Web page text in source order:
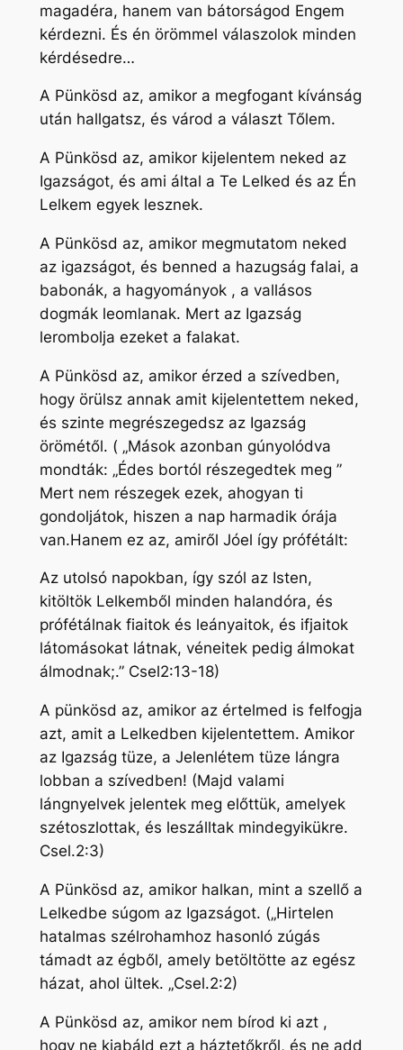
magadéra, hanem van bátorságod Engem
kérdezni. És én örömmel válaszolok minden
kérdésedre…
A Pünkösd az, amikor a megfogant kívánság
után hallgatsz, és várod a választ Tőlem.
A Pünkösd az, amikor kijelentem neked az
Igazságot, és ami által a Te Lelked és az Én
Lelkem egyek lesznek.
A Pünkösd az, amikor megmutatom neked
az igazságot, és benned a hazugság falai, a
babonák, a hagyományok , a vallásos
dogmák leomlanak. Mert az Igazság
lerombolja ezeket a falakat.
A Pünkösd az, amikor érzed a szívedben,
hogy örülsz annak amit kijelentettem neked,
és szinte megrészegedsz az Igazság
örömétől. ( „Mások azonban gúnyolódva
mondták: „Édes bortól részegedtek meg ”
Mert nem részegek ezek, ahogyan ti
gondoljátok, hiszen a nap harmadik órája
van.Hanem ez az, amiről Jóel így prófétált:
Az utolsó napokban, így szól az Isten,
kitöltök Lelkemből minden halandóra, és
prófétálnak fiaitok és leányaitok, és ifjaitok
látomásokat látnak, véneitek pedig álmokat
álmodnak;.” Csel2:13-18)
A pünkösd az, amikor az értelmed is felfogja
azt, amit a Lelkedben kijelentettem. Amikor
az Igazság tüze, a Jelenlétem tüze lángra
lobban a szívedben! (Majd valami
lángnyelvek jelentek meg előttük, amelyek
szétoszlottak, és leszálltak mindegyikükre.
Csel.2:3)
A Pünkösd az, amikor halkan, mint a szellő a
Lelkedbe súgom az Igazságot. („Hirtelen
hatalmas szélrohamhoz hasonló zúgás
támadt az égből, amely betöltötte az egész
házat, ahol ültek. „Csel.2:2)
A Pünkösd az, amikor nem bírod ki azt ,
hogy ne kiabáld ezt a háztetőkről, és ne add